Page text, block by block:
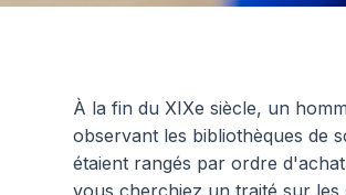
À la fin du XIXe siècle, un
observant les bibliothèques de
étaient rangés par ordre